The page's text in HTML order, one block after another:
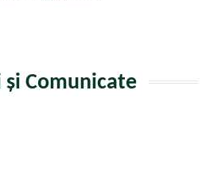
Comunicate